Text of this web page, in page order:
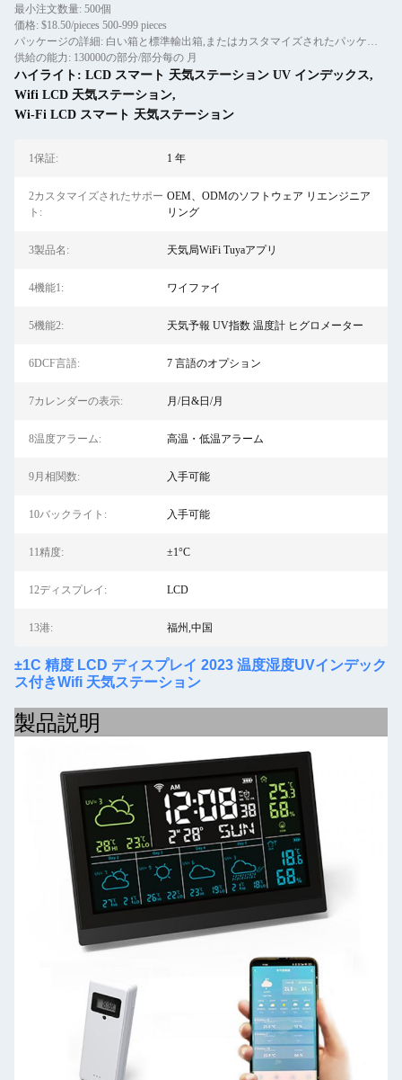
最小注文数量: 500個
価格: $18.50/pieces 500-999 pieces
パッケージの詳細: 白い箱と標準輸出箱,またはカスタマイズされたパッケージは受け入れられます
供給の能力: 130000の部分/部分每の 月
ハイライト: LCD スマート 天気ステーション UV インデックス,
Wifi LCD 天気ステーション,
Wi-Fi LCD スマート 天気ステーション
1保証: 1 年
2カスタマイズされたサポー
ト:
OEM、ODMのソフトウェア リエンジニア
リング
3製品名: 天気局WiFi Tuyaアプリ
4機能1: ワイファイ
5機能2: 天気予報 UV指数 温度計 ヒグロメーター
6DCF言語: 7 言語のオプション
7カレンダーの表示: 月/日&日/月
8温度アラーム: 高温・低温アラーム
9月相関数: 入手可能
10バックライト: 入手可能
11精度: ±1°C
12ディスプレイ: LCD
13港: 福州,中国
±1C 精度 LCD ディスプレイ 2023 温度湿度UVインデック
ス付きWifi 天気ステーション
製品説明